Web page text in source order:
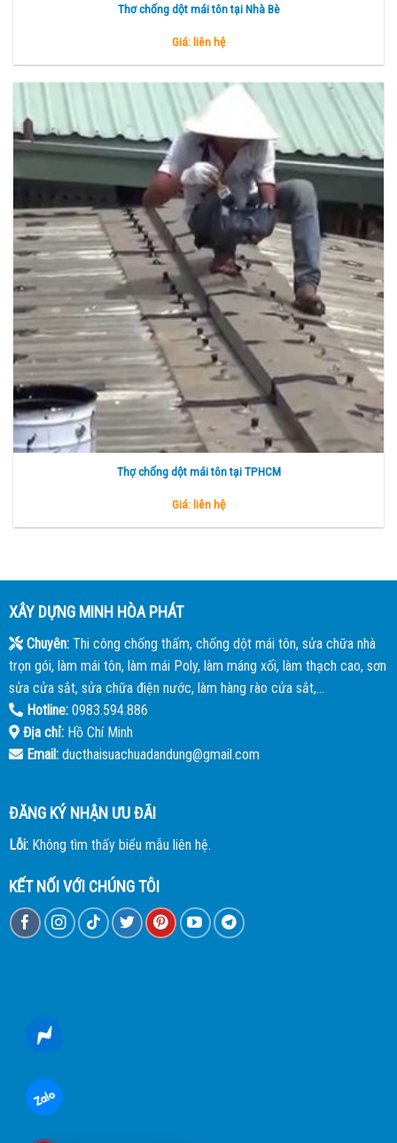
Thơ chống dột mái tôn tại Nhà Bè
Giá: liên hệ
Thợ chống dột mái tôn tại TPHCM
Giá: liên hệ
XÂY DỰNG MINH HÒA PHÁT
Chuyên:Thi công chống thấm, chống dột mái tôn, sửa chữa nhà
trọn gói, làm mái tôn, làm mái Poly, làm máng xối, làm thạch cao, sơn
sửa cửa sắt, sửa chữa điện nước, làm hàng rào cửa sắt,...
Hotline:0983.594.886
Địa chỉ:Hồ Chí Minh
Email:ducthaisuachuadandung@gmail.com
ĐĂNG KÝ NHẬN ƯU ĐÃI
Lỗi:Không tìm thấy biểu mẫu liên hệ.
KẾT NỐI VỚI CHÚNG TÔI